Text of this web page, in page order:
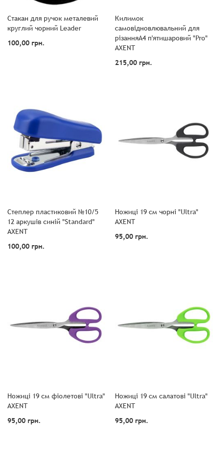
Стакан для ручок металевий
круглий чорний Leader
100,00 грн.
Килимок
самовідновлювальний для
різанняА4 п'ятишаровий "Pro"
AXENT
215,00 грн.
Степлер пластиковий №10/5
12 аркушів синій "Standard"
AXENT
100,00 грн.
Ножиці 19 см чорні "Ultra"
AXENT
95,00 грн.
Ножиці 19 см фіолетові "Ultra"
AXENT
95,00 грн.
Ножиці 19 см салатові "Ultra"
AXENT
95,00 грн.